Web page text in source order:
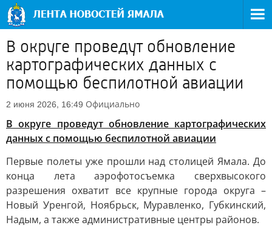
В округе проведут обновление
картографических данных с
помощью беспилотной авиации
2 июня 2026, 16:49 Официально
В округе проведут обновление картографических
данных с помощью беспилотной авиации
Первые полеты уже прошли над столицей Ямала. До
конца лета аэрофотосъемка сверхвысокого
разрешения охватит все крупные города округа –
Новый Уренгой, Ноябрьск, Муравленко, Губкинский,
Надым, а также административные центры районов.